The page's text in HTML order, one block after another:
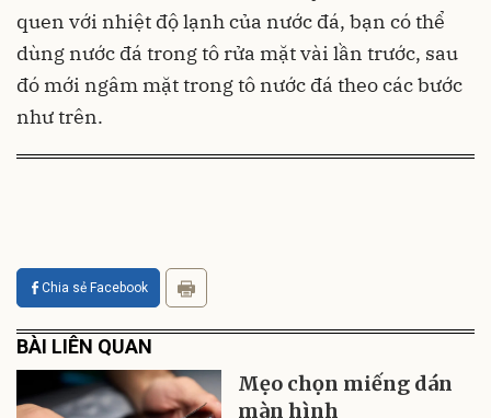
quen với nhiệt độ lạnh của nước đá, bạn có thể
dùng nước đá trong tô rửa mặt vài lần trước, sau
đó mới ngâm mặt trong tô nước đá theo các bước
như trên.
Chia sẻ Facebook
BÀI LIÊN QUAN
Mẹo chọn miếng dán
màn hình